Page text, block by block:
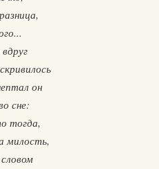
он
сне:
тогда,
милость,